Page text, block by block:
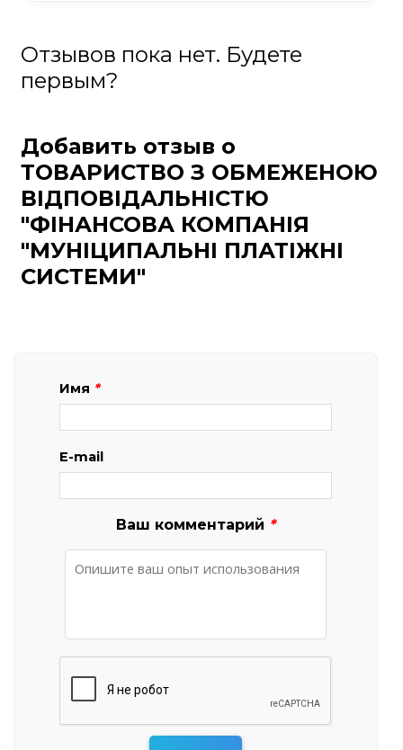
Отзывов пока нет. Будете
первым?
Добавить отзыв о
ТОВАРИСТВО З ОБМЕЖЕНОЮ
ВІДПОВІДАЛЬНІСТЮ
"ФІНАНСОВА КОМПАНІЯ
"МУНІЦИПАЛЬНІ ПЛАТІЖНІ
СИСТЕМИ"
Имя *
E-mail
Ваш комментарий *